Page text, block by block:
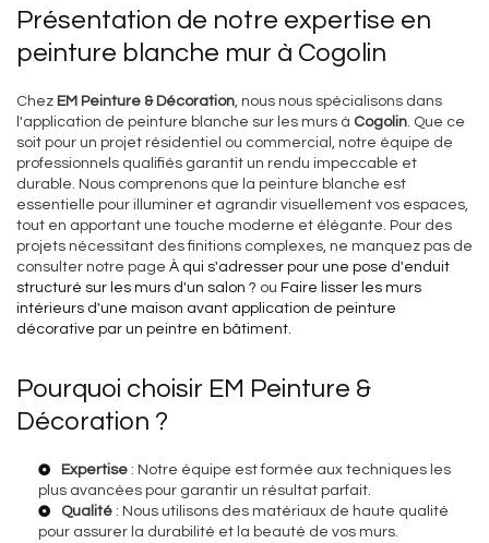
Présentation de notre expertise en
peinture blanche mur à Cogolin
Chez EM Peinture & Décoration , nous nous spécialisons dans
l'application de peinture blanche sur les murs à Cogolin . Que ce
soit pour un projet résidentiel ou commercial, notre équipe de
professionnels qualifiés garantit un rendu impeccable et
durable. Nous comprenons que la peinture blanche est
essentielle pour illuminer et agrandir visuellement vos espaces,
tout en apportant une touche moderne et élégante. Pour des
projets nécessitant des finitions complexes, ne manquez pas de
consulter notre page À qui s'adresser pour une pose d'enduit
structuré sur les murs d'un salon ? ou Faire lisser les murs
intérieurs d'une maison avant application de peinture
décorative par un peintre en bâtiment
Pourquoi choisir EM Peinture &
Décoration ?
Expertise : Notre équipe est formée aux techniques les
plus avancées pour garantir un résultat parfait.
Qualité : Nous utilisons des matériaux de haute qualité
pour assurer la durabilité et la beauté de vos murs.